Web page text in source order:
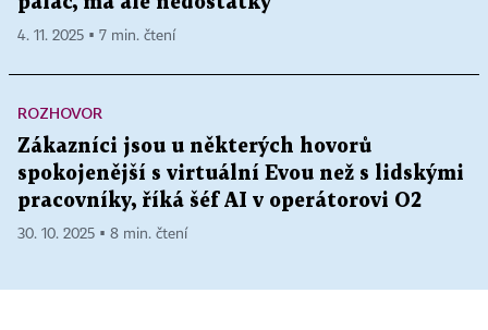
4. 11. 2025 ▪ 7 min. čtení
ROZHOVOR
Zákazníci jsou u některých hovorů
spokojenější s virtuální Evou než s lidskými
pracovníky, říká šéf AI v operátorovi O2
30. 10. 2025 ▪ 8 min. čtení